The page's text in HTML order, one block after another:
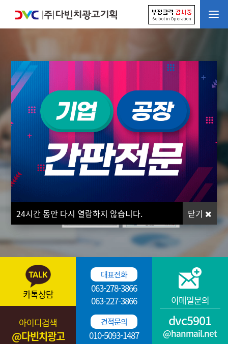
24시간 동안 다시 열람하지 않습니다. 닫기
24시간 동안 다시 열람하지 않습니다. 닫기
Customer satisfaction
고객만족 100% 지향
20여년의 축적된 기술과 노하우로
소비자들에게 최상의 서비스와 100% 만족할 수 있도록
항상 초심 같은 마음으로 정성을 다해 일하고 있습니다
카톡상담
아이디검색
@다빈치광고
대표전화
063-278-3866
063-227-3866
견적문의
010-5093-1487
이메일문의
dvc5901
@hanmail.net